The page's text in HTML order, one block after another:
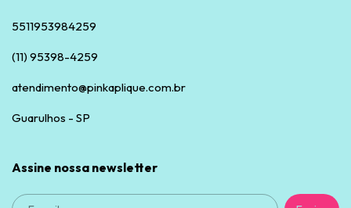
5511953984259
(11) 95398-4259
atendimento@pinkaplique.com.br
Guarulhos - SP
Assine nossa newsletter